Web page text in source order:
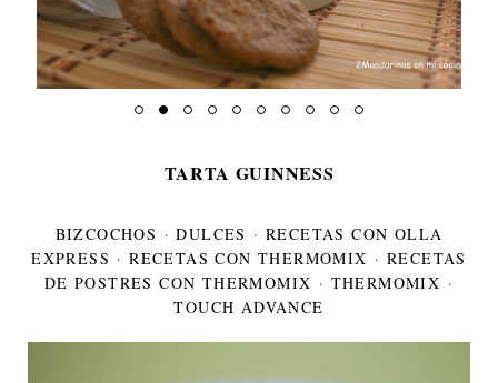
TARTA GUINNESS
BIZCOCHOS ·DULCES · RECETAS CON OLLA
EXPRESS ·RECETAS CON THERMOMIX · RECETAS
DE POSTRES CON THERMOMIX · THERMOMIX ·
TOUCH ADVANCE